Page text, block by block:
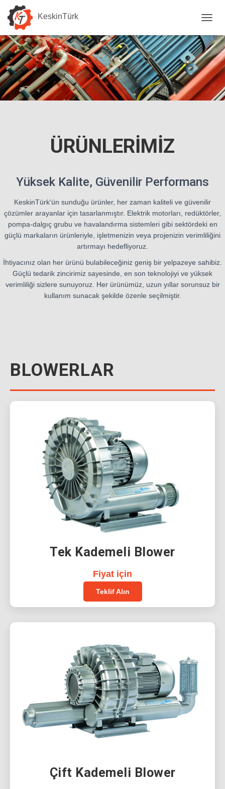
KeskinTürk
E
N
Ü
Y
Ü
A
/
ÜRÜNLERIMIZ
Yüksek Kalite, Güvenilir Performans
KeskinTürk'ün sunduğu ürünler, her zaman kaliteli ve güvenilir
çözümler arayanlar için tasarlanmıştır. Elektrik motorları, redüktörler,
pompa-dalgıç grubu ve havalandırma sistemleri gibi sektördeki en
güçlü markaların ürünleriyle, işletmenizin veya projenizin verimliliğini
artırmayı hedefliyoruz.
İhtiyacınız olan her ürünü bulabileceğiniz geniş bir yelpazeye sahibiz.
Güçlü tedarik zincirimiz sayesinde, en son teknolojiyi ve yüksek
verimliliği sizlere sunuyoruz. Her ürünümüz, uzun yıllar sorunsuz bir
kullanım sunacak şekilde özenle seçilmiştir.
BLOWERLAR
Tek Kademeli Blower
Fiyat için
Teklif Alın
Çift Kademeli Blower